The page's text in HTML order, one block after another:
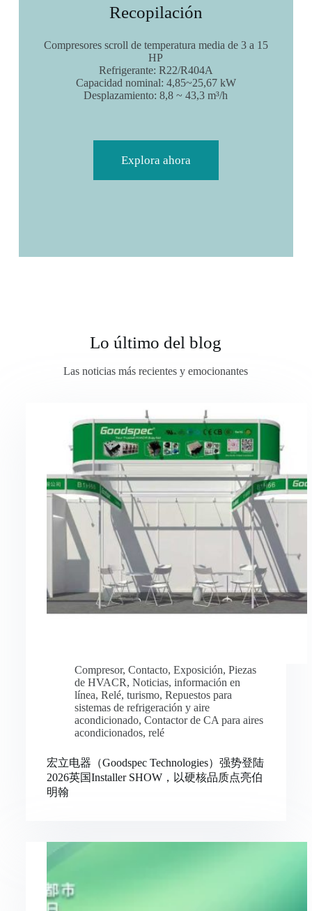
Recopilación
Compresores scroll de temperatura media de 3 a 15
HP
Refrigerante: R22/R404A
Capacidad nominal: 4,85~25,67 kW
Desplazamiento: 8,8 ~ 43,3 m³/h
Explora ahora
Lo último del blog
Las noticias más recientes y emocionantes
Compresor, Contacto, Exposición, Piezas
de HVACR, Noticias, información en
línea, Relé, turismo, Repuestos para
sistemas de refrigeración y aire
acondicionado, Contactor de CA para aires
acondicionados, relé
宏立电器（Goodspec Technologies）强势登陆
2026英国Installer SHOW，以硬核品质点亮伯
明翰